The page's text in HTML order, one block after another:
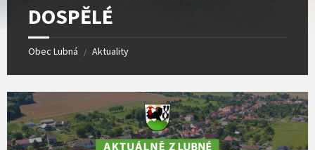
DOSPĚLÉ
Obec Lubná / Aktuality